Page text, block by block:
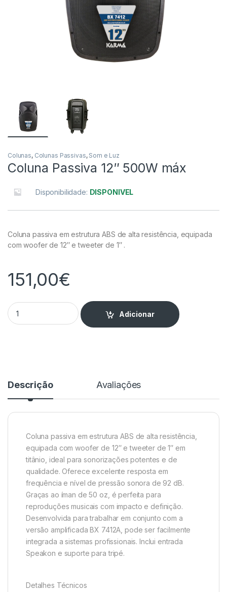
Colunas, Colunas Passivas, Som e Luz
Coluna Passiva 12″ 500W máx
Disponibilidade: DISPONIVEL
Coluna passiva em estrutura ABS de alta resistência, equipada
com woofer de 12″ e tweeter de 1″ .
151,00€
Coluna Passiva 12" 500W máx quantity
Adicionar
Descrição Avaliações
Coluna passiva em estrutura ABS de alta resistência,
equipada com woofer de 12″ e tweeter de 1″ em
titânio, ideal para sonorizações potentes e de
qualidade. Oferece excelente resposta em
frequência e nível de pressão sonora de 92 dB.
Graças ao íman de 50 oz, é perfeita para
reproduções musicais com impacto e definição.
Desenvolvida para trabalhar em conjunto com a
versão amplificada BX 7412A, pode ser facilmente
integrada a sistemas profissionais. Inclui entrada
Speakon e suporte para tripé.
Detalhes Técnicos